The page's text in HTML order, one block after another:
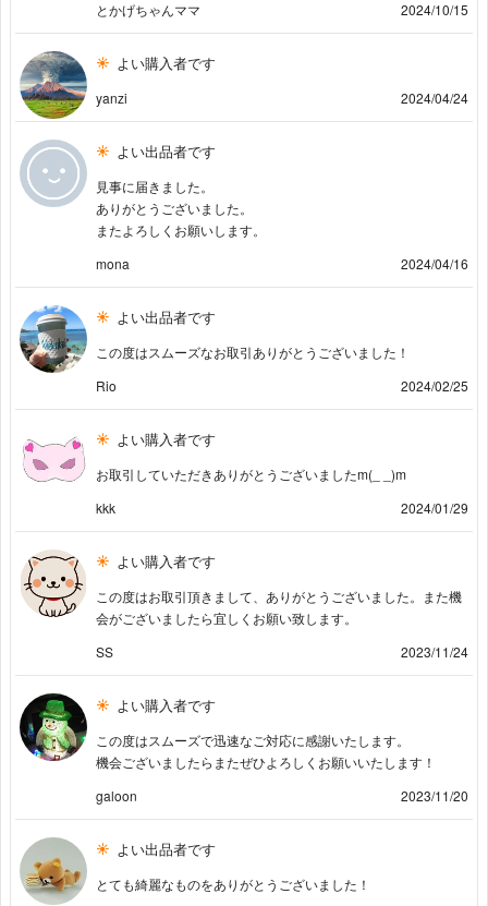
とかげちゃんママ 2024/10/15
よい購入者です
yanzi 2024/04/24
よい出品者です
見事に届きました。
ありがとうございました。
またよろしくお願いします。
mona
2024/04/16
よい出品者です
この度はスムーズなお取引ありがとうございました！
Rio
2024/02/25
よい購入者です
お取引していただきありがとうございましたm(_ _)m
kkk
2024/01/29
よい購入者です
この度はお取引頂きまして、ありがとうございました。また機
会がございましたら宜しくお願い致します。
SS
2023/11/24
よい購入者です
この度はスムーズで迅速なご対応に感謝いたします。
機会ございましたらまたぜひよろしくお願いいたします！
galoon
2023/11/20
よい出品者です
とても綺麗なものをありがとうございました！